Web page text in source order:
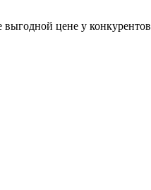
выгодной цене у конкурентов